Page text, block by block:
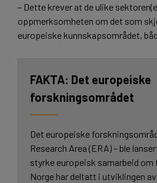
– Dette krever at de ulike
oppmerksomheten om det som
europeiske kunnskapsområdet,
Det europeiske
forskningsområdet
Det europeiske
Research Area (ERA) – ble
styrke europeisk samarbeid
Norge har deltatt i utviklingen